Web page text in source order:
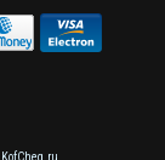
KofCheg.ru